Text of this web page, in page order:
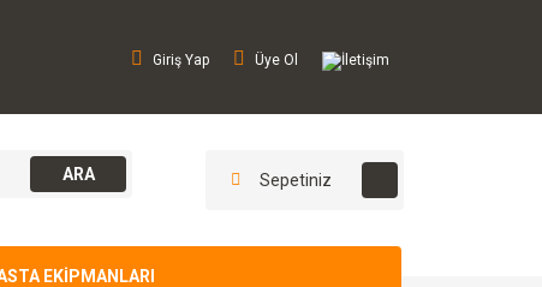
Giriş Yap Üye Ol İletişim
ARA Sepetiniz
EKİPMANLARI